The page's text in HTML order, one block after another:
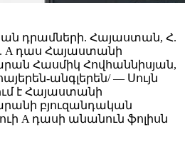
դրամների. Հայաստան, Հ.
A դաս Հայաստանի
Հասմիկ Հովհաննիսյան,
անգլերեն/ — Սույն
է Հայաստանի
բյուզանդական
A դասի անանուն ֆոլիսն